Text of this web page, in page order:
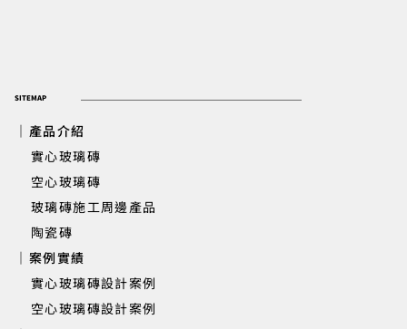
SITEMAP
｜產品介紹
實心玻璃磚
​ 空心玻璃磚
玻璃磚施工周邊產品
陶瓷磚
｜案例實績
實心玻璃磚設計案例
空心玻璃磚設計案例